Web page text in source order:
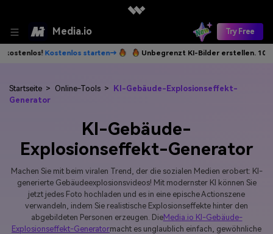
Media.io Try Free
starten→ Unbegrenzt KI-Bilder erstellen. 100 % kostenlos!
Startseite > Online-Tools >
KI-Gebäude-Explosionseffekt-
Generator
KI-Gebäude-
Explosionseffekt-Generator
Machen Sie mit beim viralen Trend, der die sozialen Medien erobert: KI-
generierte Gebäudeexplosionsvideos! Mit modernster KI können Sie
jetzt jedes Foto hochladen und es in eine epische Actionszene
verwandeln, indem Sie realistische Explosionseffekte hinter den
abgebildeten Personen erzeugen. DieMedia.io KI-Gebäude-
Explosionseffekt-Generatormacht es unglaublich einfach, gewöhnliche